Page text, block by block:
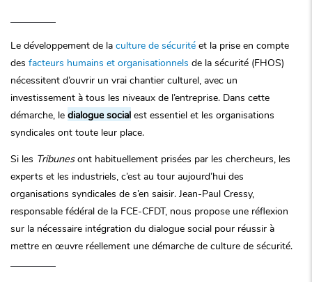
Le développement de la culture de sécurité et la prise en compte
des facteurs humains et organisationnels de la sécurité (FHOS)
nécessitent d’ouvrir un vrai chantier culturel, avec un
investissement à tous les niveaux de l’entreprise. Dans cette
démarche, le dialogue social est essentiel et les organisations
syndicales ont toute leur place.
Si les Tribunesont habituellement prisées par les chercheurs, les
experts et les industriels, c’est au tour aujourd’hui des
organisations syndicales de s’en saisir. Jean-Paul Cressy,
responsable fédéral de la FCE-CFDT, nous propose une réflexion
sur la nécessaire intégration du dialogue social pour réussir à
mettre en œuvre réellement une démarche de culture de sécurité.